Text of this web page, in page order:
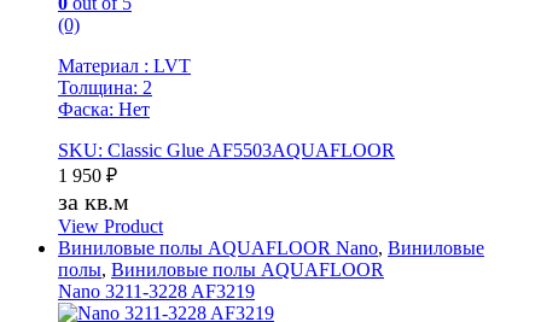
(0)
Материал : LVT
Толщина: 2
Фаска: Нет
SKU: Classic Glue AF5503AQUAFLOOR
1 950 ₽
за кв.м
View Product
Виниловые полы AQUAFLOOR Nano, Виниловые
полы, Виниловые полы AQUAFLOOR
Nano 3211-3228 AF3219